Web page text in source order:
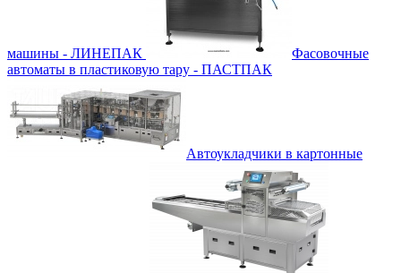
машины - ЛИНЕПАК
Фасовочные
автоматы в пластиковую тару - ПАСТПАК
Автоукладчики в картонные